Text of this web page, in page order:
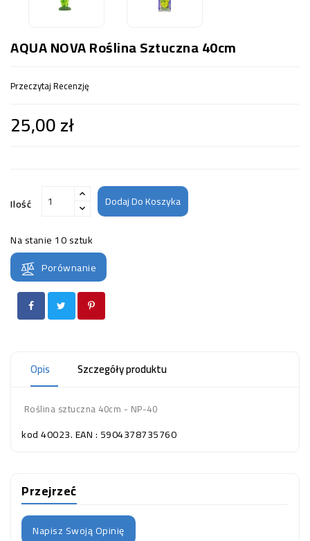
AQUA NOVA Roślina Sztuczna 40cm
Przeczytaj Recenzję
25,00 zł
Ilość Dodaj Do Koszyka
Na stanie 10 sztuk
Porównanie
Opis Szczegóły produktu
Roślina sztuczna 40cm - NP-40
kod 40023. EAN : 5904378735760
Przejrzeć
Napisz Swoją Opinię